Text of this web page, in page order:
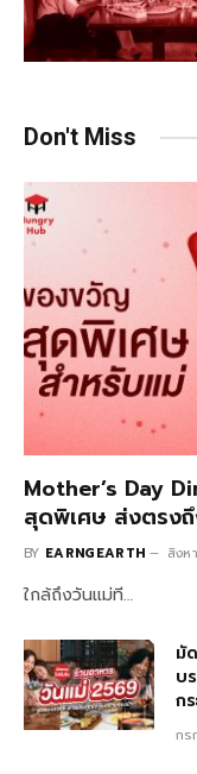
Don't Miss
Mother’s Day
สุดพิเศษ ส่งตรงถึ
BY EARNGEARTH สิงห
ใกล้ถึงวันแม่ที…
มั
บ
ก
กร